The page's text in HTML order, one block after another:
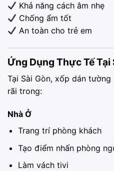
Khả năng cách âm nhẹ
Chống ẩm tốt
An toàn cho trẻ em
Ứng Dụng Thực Tế Tại
Tại Sài Gòn, xốp dán
rãi trong:
Nhà Ở
Trang trí phòng khách
Tạo điểm nhấn phòng
Làm vách tivi